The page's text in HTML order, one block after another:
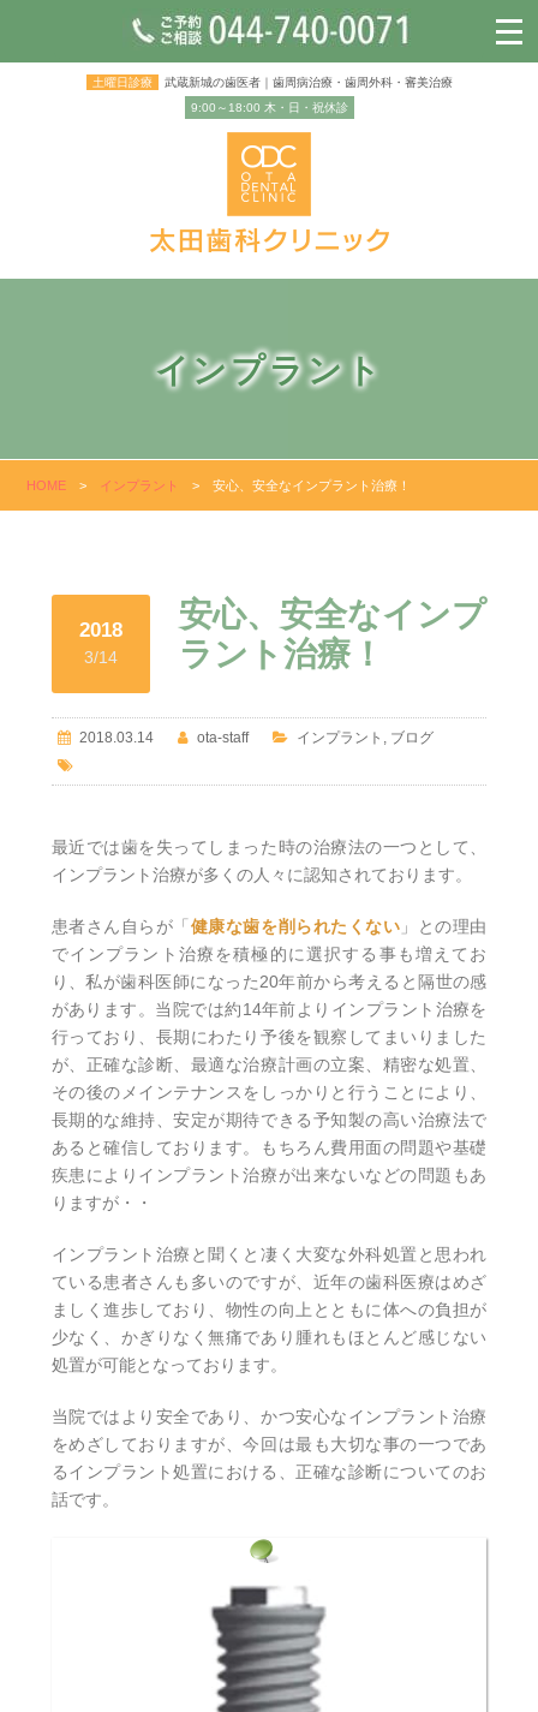
土曜日診療
武蔵新城の歯医者｜歯周病治療・歯周外科・審美治療
9:00～18:00 木・日・祝休診
インプラント
HOME > インプラント >安心、安全なインプラント治療！
2018
3/14
安心、安全なインプ
ラント治療！
2018.03.14 ota-staff インプラント , ブログ
最近では歯を失ってしまった時の治療法の一つとして、
インプラント治療が多くの人々に認知されております。
患者さん自らが「 健康な歯を削られたくない 」との理由
でインプラント治療を積極的に選択する事も増えてお
り、私が歯科医師になった20年前から考えると隔世の感
があります。当院では約14年前よりインプラント治療を
行っており、長期にわたり予後を観察してまいりました
が、正確な診断、最適な治療計画の立案、精密な処置、
その後のメインテナンスをしっかりと行うことにより、
長期的な維持、安定が期待できる予知製の高い治療法で
あると確信しております。もちろん費用面の問題や基礎
疾患によりインプラント治療が出来ないなどの問題もあ
りますが・・
インプラント治療と聞くと凄く大変な外科処置と思われ
ている患者さんも多いのですが、近年の歯科医療はめざ
ましく進歩しており、物性の向上とともに体への負担が
少なく、かぎりなく無痛であり腫れもほとんど感じない
処置が可能となっております。
当院ではより安全であり、かつ安心なインプラント治療
をめざしておりますが、今回は最も大切な事の一つであ
るインプラント処置における、正確な診断についてのお
話です。